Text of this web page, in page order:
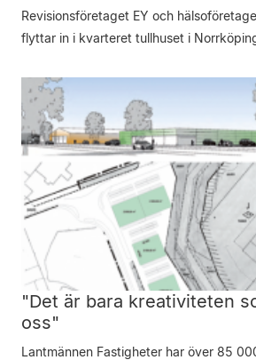
Revisionsföretaget EY och
flyttar in i kvarteret tullhuset i
"Det är bara kreativiteten
oss"
Lantmännen Fastigheter har över 85